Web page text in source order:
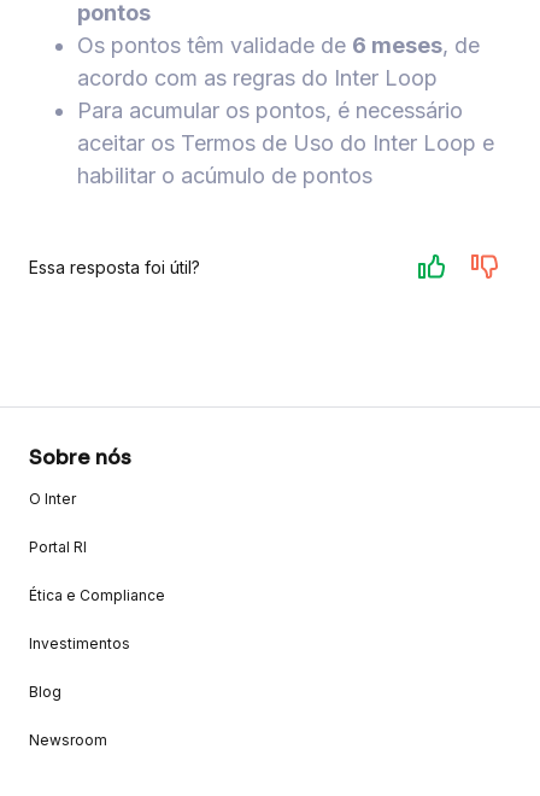
pontos
Os pontos têm validade de 6 meses, de
acordo com as regras do Inter Loop
Para acumular os pontos, é necessário
aceitar os Termos de Uso do Inter Loop e
habilitar o acúmulo de pontos
Essa resposta foi útil?
Sobre nós
O Inter
Portal RI
Ética e Compliance
Investimentos
Blog
Newsroom